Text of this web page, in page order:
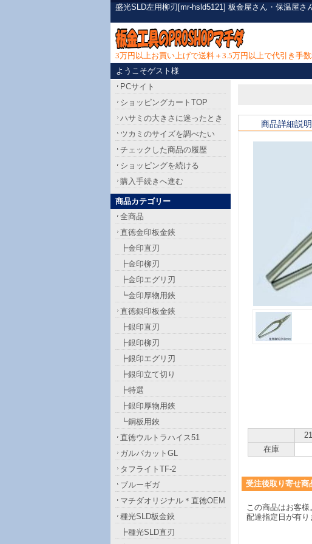
盛光SLD左用柳刃[mr-hsld5121] 板金屋さん・保温屋さ
3万円以上お買い上げで送料＋3.5万円以上で代引き手
ようこそゲスト様
商品詳細説明
在庫
受注後取り寄せ商
この商品はお客
配達指定日が有り
PCサイト
ショッピングカートTOP
ハサミの大きさに迷ったとき
ツカミのサイズを調べたい
チェックした商品の履歴
ショッピングを続ける
購入手続きへ進む
商品カテゴリー
全商品
直徳金印板金鋏
┣金印直刃
┣金印柳刃
┣金印エグリ刃
┗金印厚物用鋏
直徳銀印板金鋏
┣銀印直刃
┣銀印柳刃
┣銀印エグリ刃
┣銀印立て切り
┣特選
┣銀印厚物用鋏
┗銅板用鋏
直徳ウルトラハイス51
ガルバカットGL
タフライトTF-2
ブルーギガ
マチダオリジナル＊直徳OEM
種光SLD板金鋏
┣種光SLD直刃